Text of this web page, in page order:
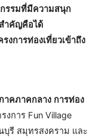
กรรมที่มีความสนุก
ำคัญคือได้
การท่องเที่ยวเข้าถึง
าคภาคกลาง การท่อง
งการ Fun Village
รี สมุทรสงคราม และ